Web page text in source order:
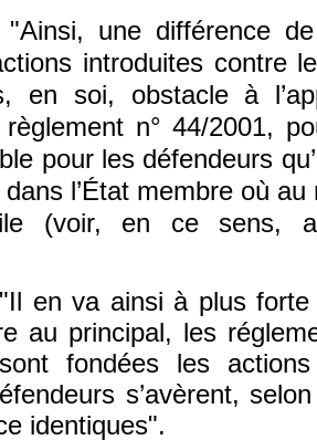
"Ainsi, une différence
introduites contre
en soi, obstacle à
n° 44/2001,
pour les défendeurs
l’État membre où au
(voir, en ce sens,
"Il en va ainsi à plus
au principal, les
fondées les
s’avèrent,
identiques".